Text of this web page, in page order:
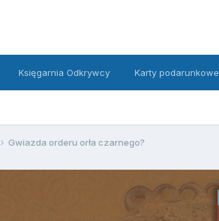
Księgarnia Odkrywcy Karty podarunkowe
Gwiazda orderu orła czarnego?